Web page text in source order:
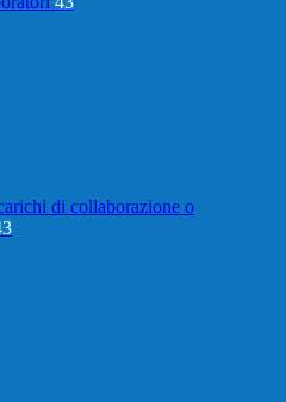
di collaborazione o